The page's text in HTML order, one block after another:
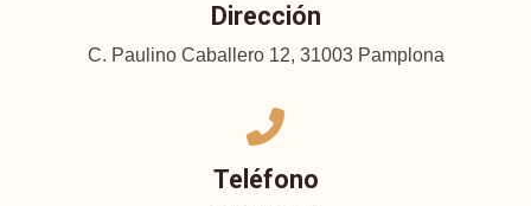
Dirección
C. Paulino Caballero 12, 31003 Pamplona
Teléfono